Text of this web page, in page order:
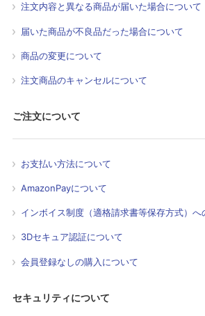
注文内容と異なる商品が届いた場合について
届いた商品が不良品だった場合について
商品の変更について
注文商品のキャンセルについて
ご注文について
お支払い方法について
AmazonPayについて
インボイス制度（適格請求書等保存方式）へ
3Dセキュア認証について
会員登録なしの購入について
セキュリティについて